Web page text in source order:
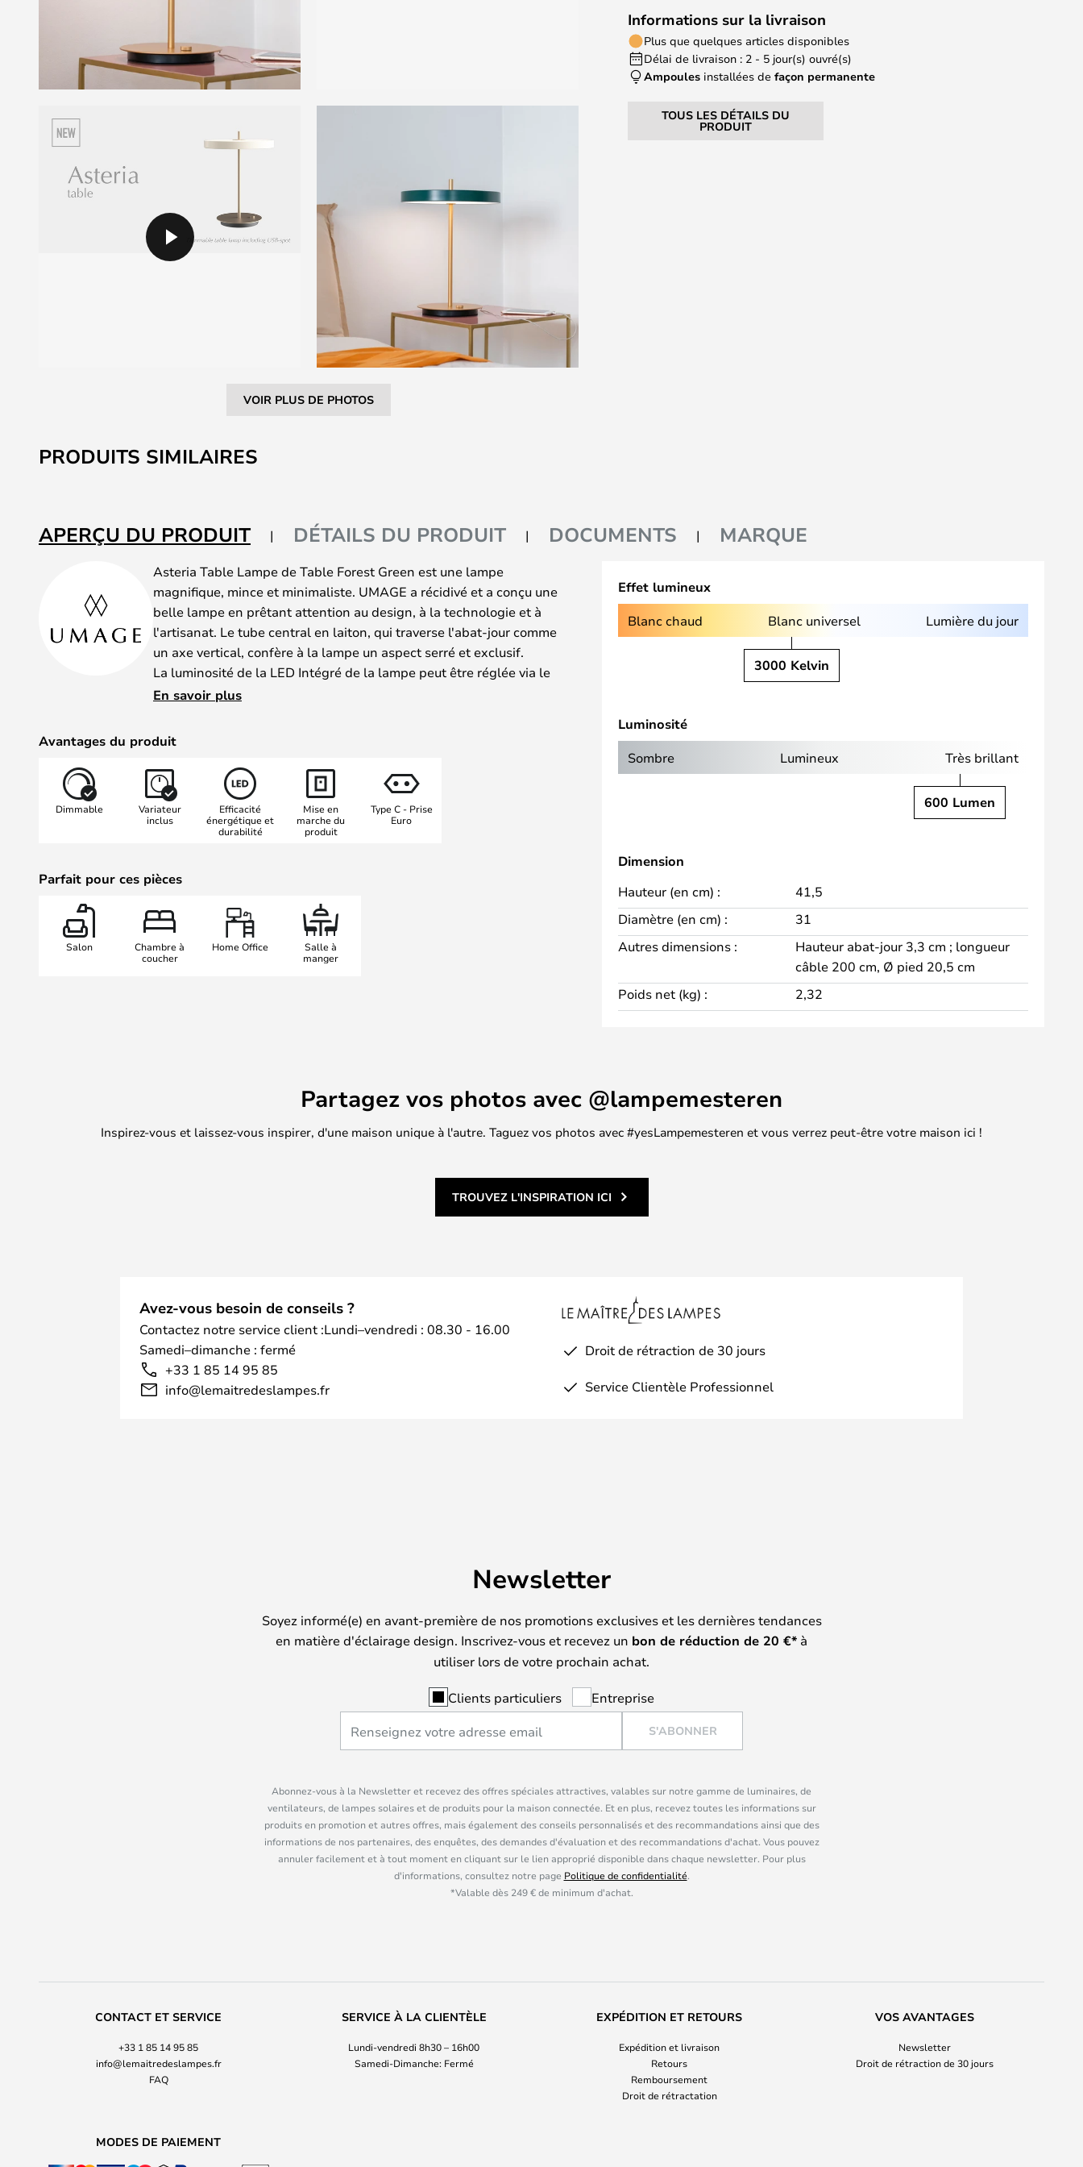
VOIR PLUS DE PHOTOS
to
the
the
images
Informations sur la livraison
Plus que quelques articles disponibles
Délai de livraison : 2 - 5 jour(s) ouvré(s)
Ampoules installées defaçon permanente
TOUS LES DÉTAILS DU
PRODUIT
PRODUITS SIMILAIRES
APERÇU DU PRODUIT DÉTAILS DU PRODUIT DOCUMENTS MARQUE
Asteria Table Lampe de Table Forest Green est une lampe
magnifique, mince et minimaliste. UMAGE a récidivé et a conçu une
belle lampe en prêtant attention au design, à la technologie et à
l'artisanat. Le tube central en laiton, qui traverse l'abat-jour comme
un axe vertical, confère à la lampe un aspect serré et exclusif.
La luminosité de la LED Intégré de la lampe peut être réglée via le
bouton situé à la base de la lampe. Elle peut donc être utilisée aussi
de travail pratique sur le bureau. En outre, la Lampe dispose d'une
téléphone ou votre tablette - même lorsque la lampe est éteinte.
Vous n'avez donc plus besoin de fils supplémentaires qui prennent
de la place sur votre bureau ou votre table de chevet., où vous
trouverez également la lampe suspendue et le plafonnier de la
En savoir plus
Avantages du produit
Dimmable
Variateur
inclus
Efficacité
énergétique et
durabilité
Mise en
marche du
produit
Type C - Prise
Euro
Parfait pour ces pièces
Salon
Chambre à
coucher
Home Office
Salle à
manger
Effet lumineux
Blanc chaud Blanc universel Lumière du jour
3000 Kelvin
Luminosité
Sombre Lumineux Très brillant
600 Lumen
Dimension
Hauteur (en cm) :
41,5
Diamètre (en cm) :
31
Autres dimensions :
Hauteur abat-jour 3,3 cm ; longueur
câble 200 cm, Ø pied 20,5 cm
Poids net (kg) :
2,32
Partagez vos photos avec @lampemesteren
Inspirez-vous et laissez-vous inspirer, d'une maison unique à l'autre. Taguez vos photos avec #yesLampemesteren et vous verrez peut-être votre maison ici !
TROUVEZ L'INSPIRATION ICI
Avez-vous besoin de conseils ?
Contactez notre service client :Lundi–vendredi : 08.30 - 16.00
Samedi–dimanche : fermé
+33 1 85 14 95 85
info@lemaitredeslampes.fr
Droit de rétraction de 30 jours
Service Clientèle Professionnel
Newsletter
Soyez informé(e) en avant-première de nos promotions exclusives et les dernières tendances
en matière d'éclairage design. Inscrivez-vous et recevez un bon de réduction de 20 €* à
utiliser lors de votre prochain achat.
Clients particuliers Entreprise
S'ABONNER
Abonnez-vous à la Newsletter et recevez des offres spéciales attractives, valables sur notre gamme de luminaires, de
ventilateurs, de lampes solaires et de produits pour la maison connectée. Et en plus, recevez toutes les informations sur
produits en promotion et autres offres, mais également des conseils personnalisés et des recommandations ainsi que des
informations de nos partenaires, des enquêtes, des demandes d'évaluation et des recommandations d'achat. Vous pouvez
annuler facilement et à tout moment en cliquant sur le lien approprié disponible dans chaque newsletter. Pour plus
d'informations, consultez notre page Politique de confidentialité.
*Valable dès 249 € de minimum d'achat.
CONTACT ET SERVICE
+33 1 85 14 95 85
info@lemaitredeslampes.fr
FAQ
SERVICE À LA CLIENTÈLE
Lundi-vendredi 8h30 – 16h00
Samedi-Dimanche: Fermé
EXPÉDITION ET RETOURS
Expédition et livraison
Retours
Remboursement
Droit de rétractation
VOS AVANTAGES
Newsletter
Droit de rétraction de 30 jours
MODES DE PAIEMENT